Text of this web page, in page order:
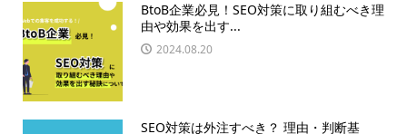
BtoB企業必見！SEO対策に取り組むべき理
由や効果を出す...
2024.08.20
SEO対策は外注すべき？ 理由・判断基